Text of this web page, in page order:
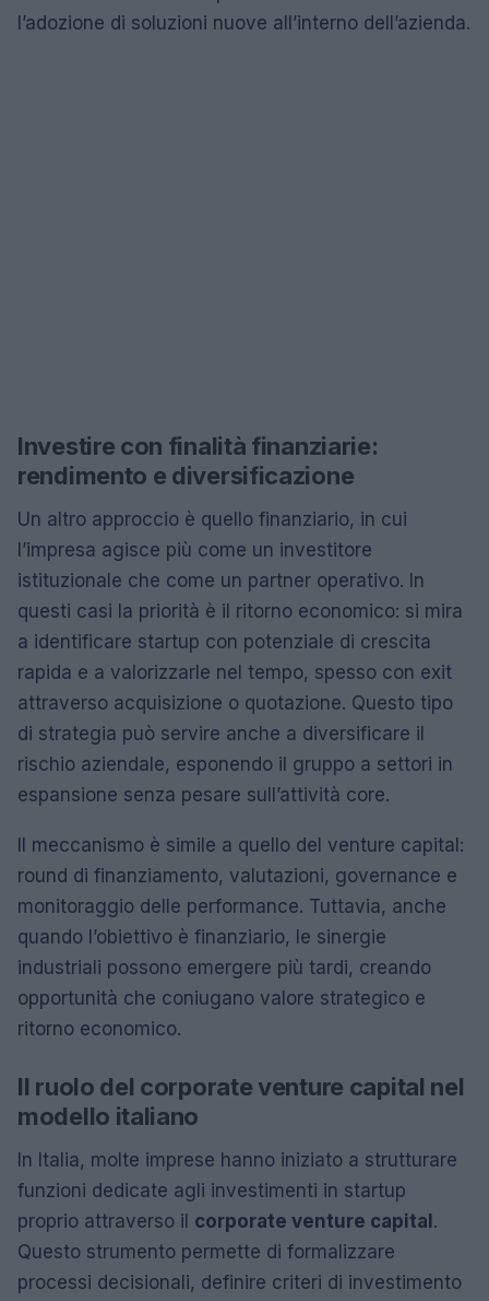
l’adozione di soluzioni nuove all’interno dell’azienda.
Investire con finalità finanziarie:
rendimento e diversificazione
Un altro approccio è quello finanziario, in cui
l’impresa agisce più come un investitore
istituzionale che come un partner operativo. In
questi casi la priorità è il ritorno economico: si mira
a identificare startup con potenziale di crescita
rapida e a valorizzarle nel tempo, spesso con exit
attraverso acquisizione o quotazione. Questo tipo
di strategia può servire anche a diversificare il
rischio aziendale, esponendo il gruppo a settori in
espansione senza pesare sull’attività core.
Il meccanismo è simile a quello del venture capital:
round di finanziamento, valutazioni, governance e
monitoraggio delle performance. Tuttavia, anche
quando l’obiettivo è finanziario, le sinergie
industriali possono emergere più tardi, creando
opportunità che coniugano valore strategico e
ritorno economico.
Il ruolo del corporate venture capital nel
modello italiano
In Italia, molte imprese hanno iniziato a strutturare
funzioni dedicate agli investimenti in startup
proprio attraverso il corporate venture capital .
Questo strumento permette di formalizzare
processi decisionali, definire criteri di investimento